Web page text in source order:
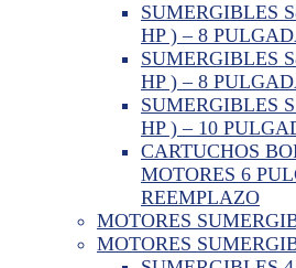
SUMERGIBLES
HP ) – 8
SUMERGIBLES
HP ) – 8
SUMERGIBLES
HP ) – 10
CARTUCHOS
MOTORES 6
REEMPLAZO
MOTORES
MOTORES